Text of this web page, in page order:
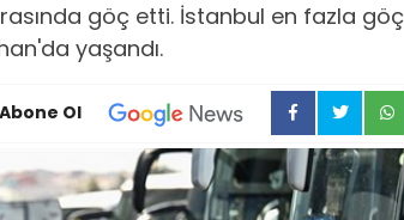
göç etti. İstanbul en fazla göç
yaşandı.
Abone Ol